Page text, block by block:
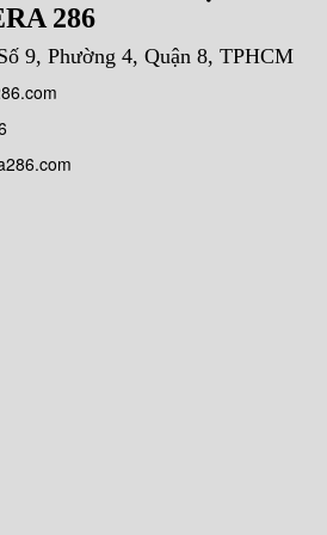
286
9, Phường 4, Quận 8, TPHCM